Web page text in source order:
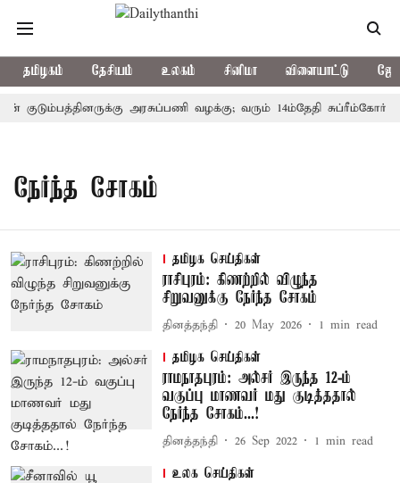
தமிழகம் தேசியம் உலகம் சினிமா விளையாட்டு
குடும்பத்தினருக்கு அரசுப்பணி வழக்கு; வரும் 14ம்தேதி
நேர்ந்த சோகம்
தமிழக செய்திகள்
ராசிபுரம்: கிணற்றில் விழுந்த
சிறுவனுக்கு நேர்ந்த சோகம்
தினத்தந்தி 20 May 2026 1 min read
தமிழக செய்திகள்
ராமநாதபுரம்: அல்சர் இருந்த 12-ம்
வகுப்பு மாணவர் மது குடித்ததால்
நேர்ந்த சோகம்...!
தினத்தந்தி 26 Sep 2022 1 min read
உலக செய்திகள்